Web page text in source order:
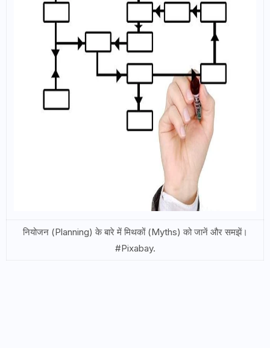
नियोजन (Planning) के बारे में मिथकों (Myths) को जानें और समझें।
#Pixabay.